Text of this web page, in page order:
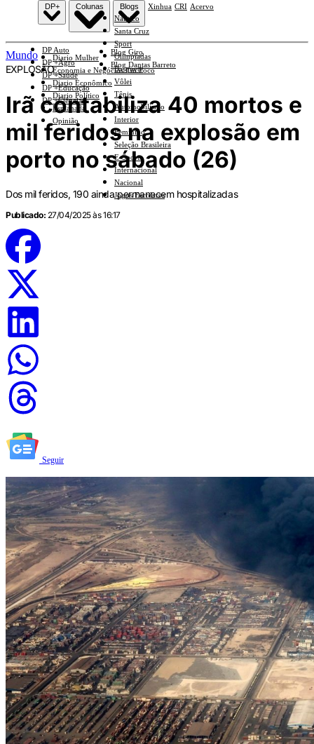
Náutico
Santa Cruz
Sport
Olimpíadas
Basquete
Vôlei
Tênis
Automobilismo
Interior
Feminino
Seleção Brasileira
E-Sports
Internacional
Nacional
Jogos Escolares
DP+
DP Auto
DP +Agro
DP +Saúde
DP +Educação
DP +Ciências
Colunas
Diario Mulher
Economia e Negócios Em Foco
Diario Econômico
Diario Político
Esplanada
Opinião
Blogs
Blog Giro
Blog Dantas Barreto
Xinhua CRI Acervo
Mundo
EXPLOSÃO
Irã contabiliza 40 mortos e
mil feridos na explosão em
porto no sábado (26)
Dos mil feridos, 190 ainda permanecem hospitalizadas
Publicado: 27/04/2025 às 16:17
Seguir